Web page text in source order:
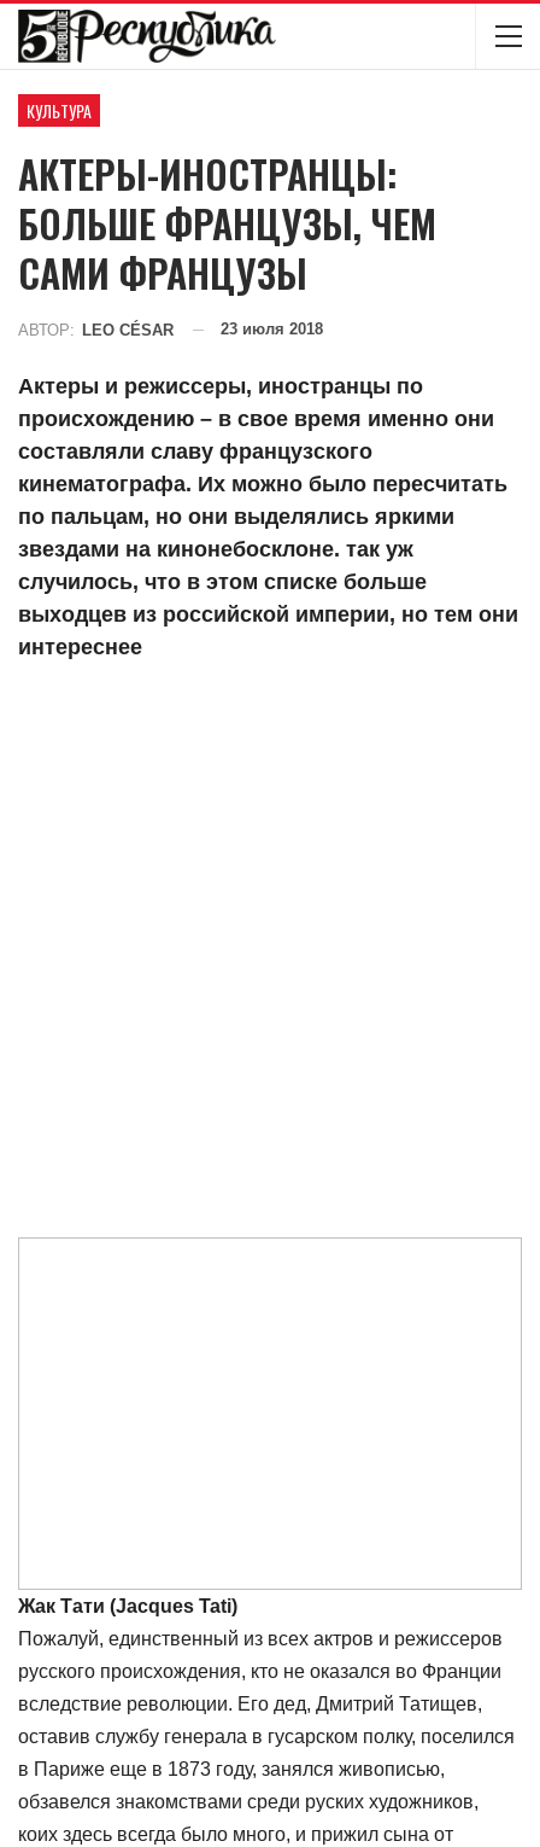
КУЛЬТУРА
АКТЕРЫ-ИНОСТРАНЦЫ:
БОЛЬШЕ ФРАНЦУЗЫ, ЧЕМ
САМИ ФРАНЦУЗЫ
АВТОР: LEO CÉSAR 23 июля 2018
Актеры и режиссеры, иностранцы по
происхождению – в свое время именно они
составляли славу французского
кинематографа. Их можно было пересчитать
по пальцам, но они выделялись яркими
звездами на кинонебосклоне. так уж
случилось, что в этом списке больше
выходцев из российской империи, но тем они
интереснее
Жак Тати (Jacques Tati)
Пожалуй, единственный из всех актров и режиссеров
русского происхождения, кто не оказался во Франции
вследствие революции. Его дед, Дмитрий Татищев,
оставив службу генерала в гусарском полку, поселился
в Париже еще в 1873 году, занялся живописью,
обзавелся знакомствами среди руских художников,
коих здесь всегда было много, и прижил сына от